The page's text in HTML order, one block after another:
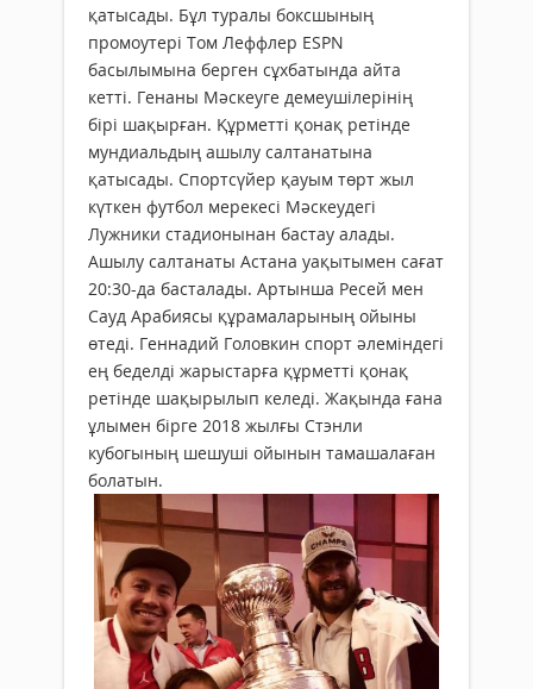
қатысады. Бұл туралы боксшының
промоутері Том Леффлер ESPN
басылымына берген сұхбатында айта
кетті. Генаны Мәскеуге демеушілерінің
бірі шақырған. Құрметті қонақ ретінде
мундиальдың ашылу салтанатына
қатысады. Спортсүйер қауым төрт жыл
күткен футбол мерекесі Мәскеудегі
Лужники стадионынан бастау алады.
Ашылу салтанаты Астана уақытымен сағат
20:30-да басталады. Артынша Ресей мен
Сауд Арабиясы құрамаларының ойыны
өтеді. Геннадий Головкин спорт әлеміндегі
ең беделді жарыстарға құрметті қонақ
ретінде шақырылып келеді. Жақында ғана
ұлымен бірге 2018 жылғы Стэнли
кубогының шешуші ойынын тамашалаған
болатын.